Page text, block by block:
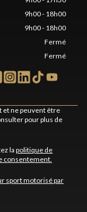
9h00 - 18h00
9h00 - 18h00
Fermé
Fermé
et ne peuvent être
pour plus de
la politique de
consentement.
sport motorisé par